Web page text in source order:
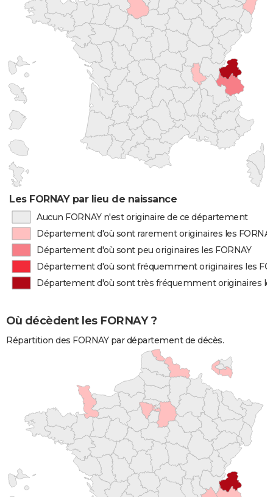
Les FORNAY par lieu de naissance
Aucun FORNAY n'est originaire de ce département
Département d'où sont rarement originaires les
Département d'où sont peu originaires les FORNAY
Département d'où sont fréquemment originaires les
Département d'où sont très fréquemment originaires
Où décèdent les FORNAY ?
Répartition des FORNAY par département de décès.